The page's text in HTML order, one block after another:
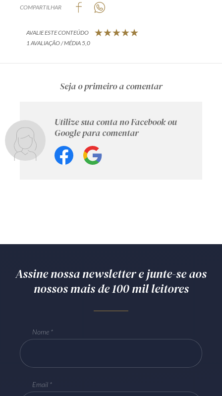
COMPARTILHAR
AVALIE ESTE CONTEÚDO
1 AVALIAÇÃO / MÉDIA 5,0
Seja o primeiro a comentar
Utilize sua conta no Facebook ou
Google para comentar
Assine nossa newsletter e junte-se aos
nossos mais de 100 mil leitores
Nome
Email